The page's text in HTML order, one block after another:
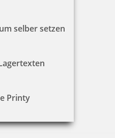
selber setzen
Printy
3304 Stempelkugelschreiber